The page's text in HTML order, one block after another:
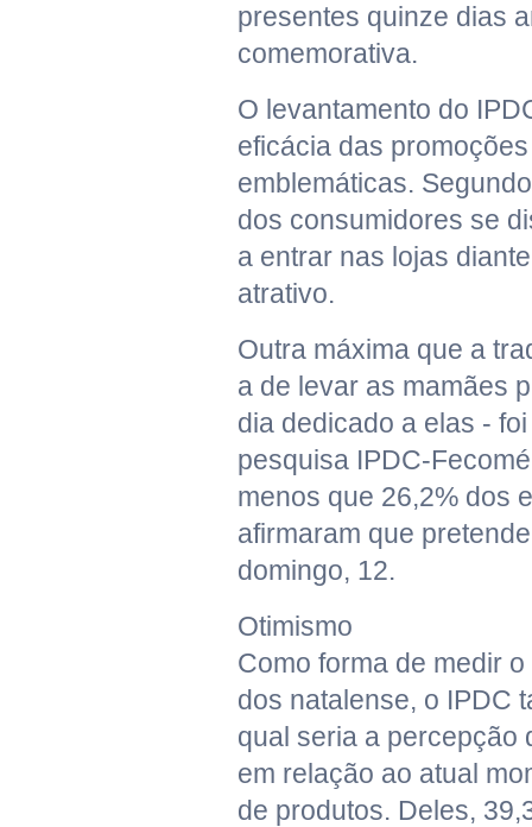
presentes quinze dias
comemorativa.
O levantamento do
eficácia das
emblemáticas.
dos consumidores se
a entrar nas lojas
atrativo.
Outra máxima que a
a de levar as mamães
dia dedicado a elas -
pesquisa IPDC-
menos que 26,2% dos
afirmaram que
domingo, 12.
Otimismo
Como forma de medir
dos natalense, o IPDC
qual seria a percepção
em relação ao atual
de produtos. Deles,